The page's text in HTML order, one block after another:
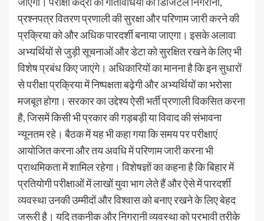
प्रश्नपत्र वितरण प्रणाली की सुरक्षा और परिणाम जारी करने की
प्रक्रिया को और अधिक पारदर्शी बनाया जाएगा। इसके अलावा
अभ्यर्थियों से जुड़ी सूचनाओं और डेटा को सुरक्षित रखने के लिए भी
विशेष प्रबंध किए जाएंगे। अधिकारियों का मानना है कि इन सुधारों
से परीक्षा प्रक्रिया में निष्पक्षता बढ़ेगी और अभ्यर्थियों का भरोसा
मजबूत होगा। सरकार का उद्देश्य ऐसी भर्ती प्रणाली विकसित करना
है, जिसमें किसी भी प्रकार की गड़बड़ी या विवाद की संभावना
न्यूनतम रहे। बैठक में यह भी कहा गया कि समय पर परीक्षाएं
आयोजित करना और तय अवधि में परिणाम जारी करना भी
प्राथमिकता में शामिल रहेगा। विशेषज्ञों का कहना है कि बिहार में
प्रतियोगी परीक्षाओं में लाखों युवा भाग लेते हैं और ऐसे में पारदर्शी
व्यवस्था उनकी उम्मीदों और विश्वास को बनाए रखने के लिए बेहद
जरूरी है। यदि तकनीक और निगरानी व्यवस्था को प्रभावी तरीके